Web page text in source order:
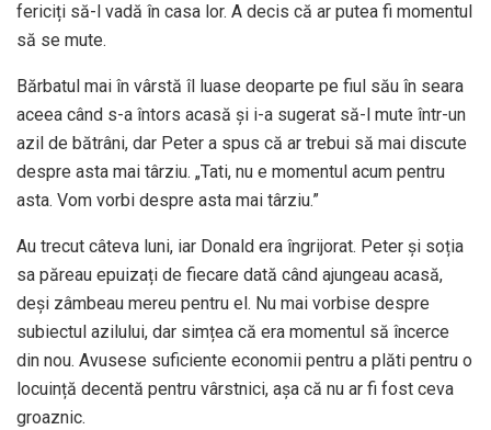
fericiți să-l vadă în casa lor. A decis că ar putea fi momentul
să se mute.
Bărbatul mai în vârstă îl luase deoparte pe fiul său în seara
aceea când s-a întors acasă și i-a sugerat să-l mute într-un
azil de bătrâni, dar Peter a spus că ar trebui să mai discute
despre asta mai târziu. „Tati, nu e momentul acum pentru
asta. Vom vorbi despre asta mai târziu.”
Au trecut câteva luni, iar Donald era îngrijorat. Peter și soția
sa păreau epuizați de fiecare dată când ajungeau acasă,
deși zâmbeau mereu pentru el. Nu mai vorbise despre
subiectul azilului, dar simțea că era momentul să încerce
din nou. Avusese suficiente economii pentru a plăti pentru o
locuință decentă pentru vârstnici, așa că nu ar fi fost ceva
groaznic.